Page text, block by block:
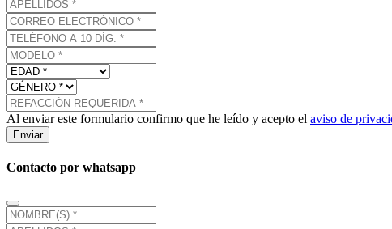
Al enviar este formulario confirmo que he leído y acepto el aviso de
Enviar
Contacto por whatsapp